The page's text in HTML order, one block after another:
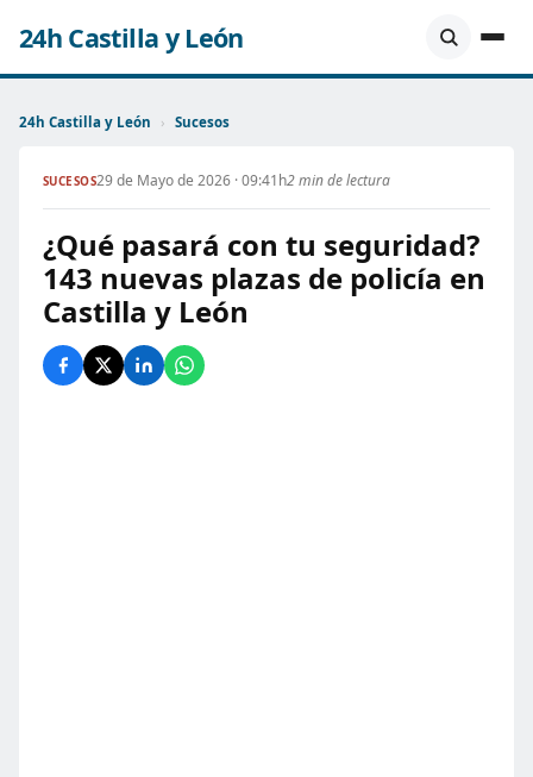
24h Castilla y León
24h Castilla y León › Sucesos
SUCESOS29 de Mayo de 2026 · 09:41h2 min de lectura
¿Qué pasará con tu seguridad?
143 nuevas plazas de policía en
Castilla y León